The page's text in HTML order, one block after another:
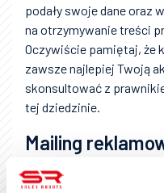
podały swoje dane oraz
na otrzymywanie treści
Oczywiście pamiętaj, że
zawsze najlepiej Twoją
skonsultować z
tej dziedzinie.
Mailing
Skuteczny mailing